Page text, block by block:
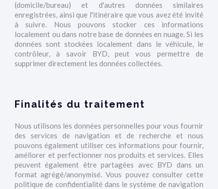
(domicile/bureau) et d'autres données similaires
enregistrées, ainsi que l'itinéraire que vous avez été invité
à suivre. Nous pouvons stocker ces informations
localement ou dans notre base de données en nuage. Si les
données sont stockées localement dans le véhicule, le
contrôleur, à savoir BYD, peut vous permettre de
supprimer directement les données collectées.
Finalités du traitement
Nous utilisons les données personnelles pour vous fournir
des services de navigation et de recherche et nous
pouvons également utiliser ces informations pour fournir,
améliorer et perfectionner nos produits et services. Elles
peuvent également être partagées avec BYD dans un
format agrégé/anonymisé. Vous pouvez consulter cette
politique de confidentialité dans le système de navigation